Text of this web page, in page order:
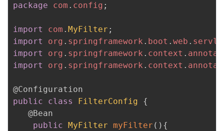
package com . config ;
import com . MyFilter ;
import
org . springframework . boot . web .
import
org . springframework . context .
import
org . springframework . context .
@Configuration
public
class FilterConfig
{
@Bean
public
MyFilter myFilter ( ) {